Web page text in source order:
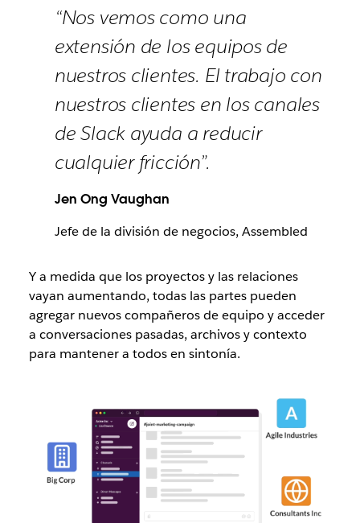
“Nos vemos como una
extensión de los equipos de
nuestros clientes. El trabajo con
nuestros clientes en los canales
de Slack ayuda a reducir
cualquier fricción”.
Jen Ong Vaughan
Jefe de la división de negocios, Assembled
Y a medida que los proyectos y las relaciones
vayan aumentando, todas las partes pueden
agregar nuevos compañeros de equipo y acceder
a conversaciones pasadas, archivos y contexto
para mantener a todos en sintonía.